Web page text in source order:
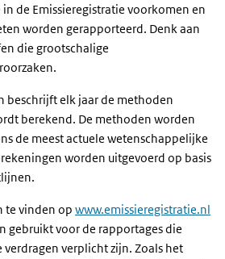
de Emissieregistratie voorkomen en
worden gerapporteerd. Denk aan
die grootschalige
beschrijft elk jaar de methoden
berekend. De methoden worden
de meest actuele wetenschappelijke
worden uitgevoerd op basis
te vinden op www.emissieregistratie.nl
gebruikt voor de rapportages die
verplicht zijn. Zoals het